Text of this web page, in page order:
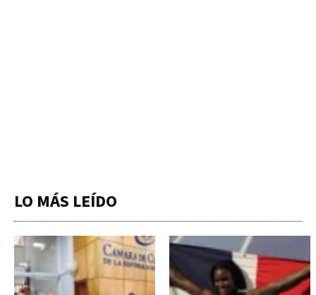
LO MÁS LEÍDO